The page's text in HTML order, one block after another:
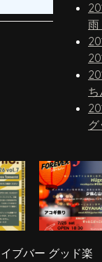
雨
ブバー グッド楽